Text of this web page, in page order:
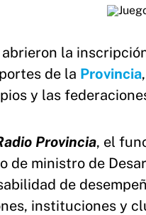
la
de la Provincia,
y las
Provincia, el
de ministro de
de
instituciones y